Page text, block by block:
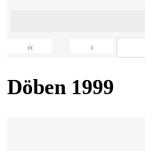
« ‹
Döben 1999